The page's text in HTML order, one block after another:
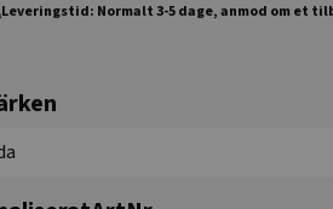
Leveringstid: Normalt 3-5 dage, anmod om et